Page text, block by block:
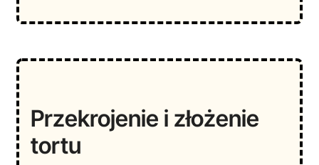
Przekrojenie i złożenie
tortu